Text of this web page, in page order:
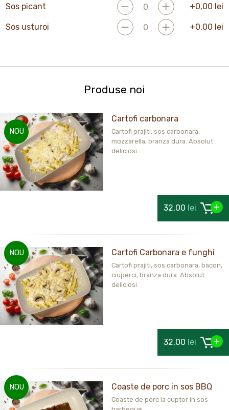
Sos picant +0,00 lei
Sos usturoi +0,00 lei
Produse noi
NOU
Cartofi carbonara
Cartofi prajiti, sos carbonara,
mozzarella, branza dura. Absolut
deliciosi
32,00 lei
NOU Cartofi Carbonara e funghi
Cartofi prajiti, sos carbonara, bacon,
ciuperci, branza dura. Absolut
deliciosi
32,00 lei
NOU Coaste de porc in sos BBQ
Coaste de porc la cuptor in sos